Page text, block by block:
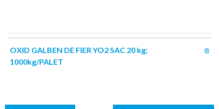
OXID GALBEN DE FIER YO2 SAC 20 kg;
1000kg/PALET